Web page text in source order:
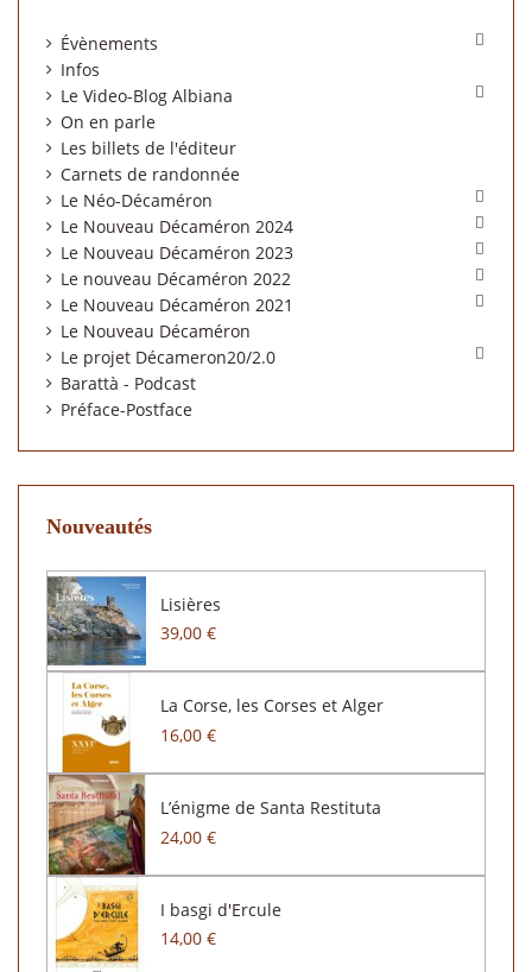
Évènements 
Infos
Le Video-Blog Albiana

On en parle
Les billets de l'éditeur
Carnets de randonnée
Le Néo-Décaméron

Le Nouveau Décaméron 2024 
Le Nouveau Décaméron 2023 
Le nouveau Décaméron 2022 
Le Nouveau Décaméron 2021 
Le Nouveau Décaméron
Le projet Décameron20/2.0

Barattà - Podcast
Préface-Postface
Nouveautés
Lisières
39,00 €
La Corse, les Corses et Alger
16,00 €
L’énigme de Santa Restituta
24,00 €
I basgi d'Ercule
14,00 €